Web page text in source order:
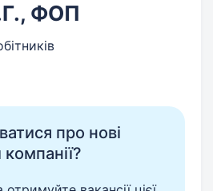
ФОП
про нові
компанії?